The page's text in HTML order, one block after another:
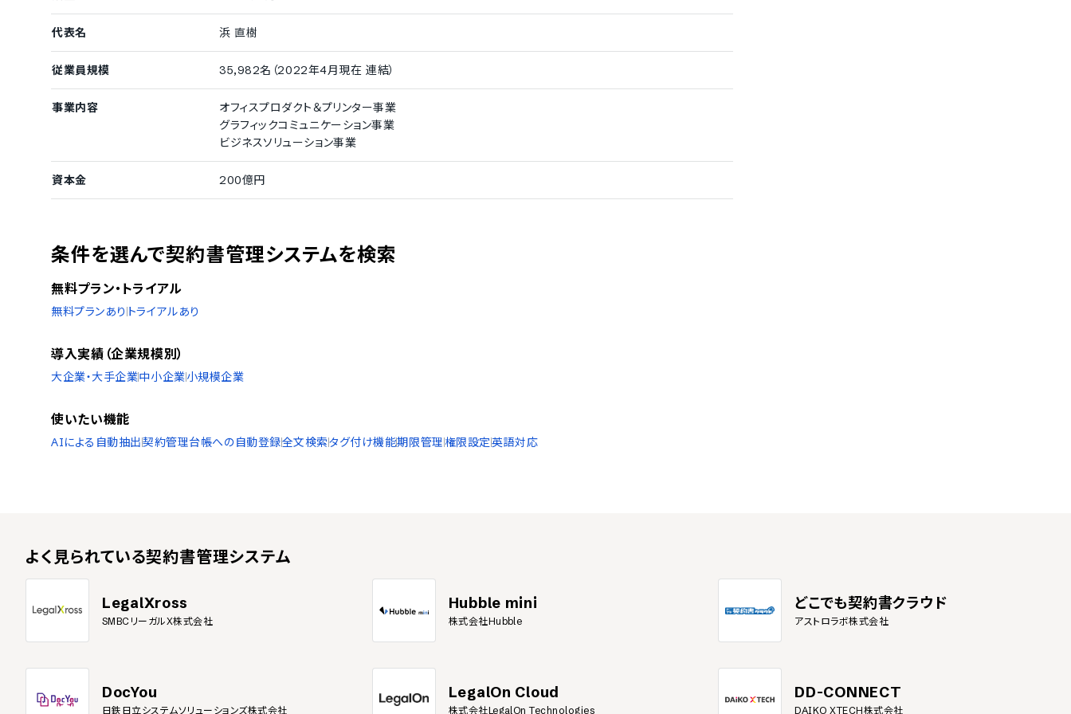
代表名 浜 直樹
従業員規模 35,982名（2022年4月現在 連結）
事業内容
オフィスプロダクト＆プリンター事業
グラフィックコミュニケーション事業
ビジネスソリューション事業
資本金 200億円
条件を選んで契約書管理システムを検索
無料プラン・トライアル
無料プランあり トライアルあり
導入実績（企業規模別）
大企業・大手企業中小企業小規模企業
使いたい機能
AIによる自動抽出契約管理台帳への自動登録全文検索タグ付け機能期限管理権限設定英語対応
よく見られている契約書管理システム
LegalXross
SMBCリーガルX株式会社
Hubble mini
株式会社Hubble
どこでも契約書クラウド
アストロラボ株式会社
DocYou
日鉄日立システムソリューションズ株式会社
LegalOn Cloud
株式会社LegalOn Technologies
DD-CONNECT
DAIKO XTECH株式会社